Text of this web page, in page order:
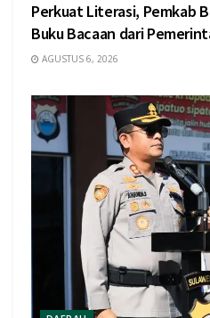
Perkuat Literasi, Pemkab
Buku Bacaan dari
AGUSTUS 6, 2026